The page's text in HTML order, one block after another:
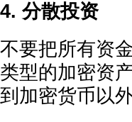
4. 分散投资
不要把所有资
类型的加密资
到加密货币以